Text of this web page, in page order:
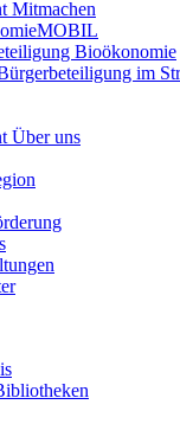
Mitmachen
Bioökonomie
im
Über uns